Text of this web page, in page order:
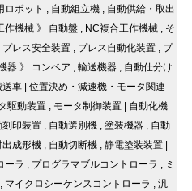
ロボット , 自動組立機 , 自動供給・取出
作機械 》 自動盤 , NC複合工作機械 , そ
プレス安全装置 , プレス自動化装置 , プ
器 》 コンベア , 輸送機器 , 自動仕分け
送車
位置決め・減速機・モータ関連
駆動装置 , モータ制御装置
自動化機
刻印装置 , 自動選別機 , 塗装機器 , 自動
出成形機 , 自動切断機 , 静電塗装装置
ーラ , プログラマブルコントローラ , ミ
, マイクロシーケンスコントローラ , 汎